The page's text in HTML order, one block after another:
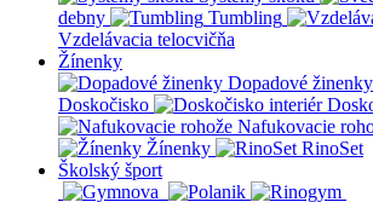
debny
Tumbling
Vzdelávacia telocvičňa
Žínenky
Dopadové žinenky
Doskočisko
Nafukovacie
Žínenky
RinoSet
Školský šport